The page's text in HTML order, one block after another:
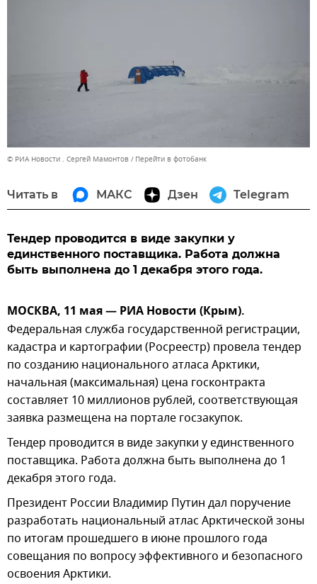
© РИА Новости . Сергей Мамонтов Перейти в фотобанк
Читать в МАКС Дзен Telegram
Тендер проводится в виде закупки у
единственного поставщика. Работа должна
быть выполнена до 1 декабря этого года.
МОСКВА, 11 мая — РИА Новости (Крым).
Федеральная служба государственной регистрации,
кадастра и картографии (Росреестр) провела тендер
по созданию национального атласа Арктики,
начальная (максимальная) цена госконтракта
составляет 10 миллионов рублей, соответствующая
заявка размещена на портале госзакупок.
Тендер проводится в виде закупки у единственного
поставщика. Работа должна быть выполнена до 1
декабря этого года.
Президент России Владимир Путин дал поручение
разработать национальный атлас Арктической зоны
по итогам прошедшего в июне прошлого года
совещания по вопросу эффективного и безопасного
освоения Арктики.